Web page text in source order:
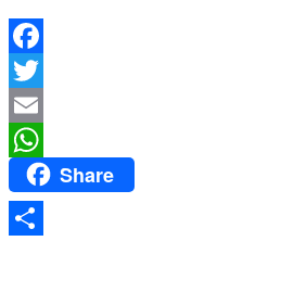
Facebook
Twitter
Email
WhatsApp
Share